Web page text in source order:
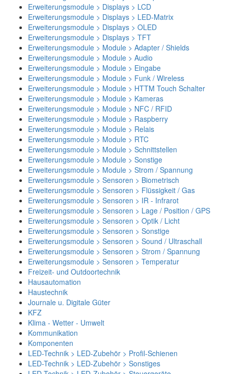
Erweiterungsmodule > Displays > LCD
Erweiterungsmodule > Displays > LED-Matrix
Erweiterungsmodule > Displays > OLED
Erweiterungsmodule > Displays > TFT
Erweiterungsmodule > Module > Adapter / Shields
Erweiterungsmodule > Module > Audio
Erweiterungsmodule > Module > Eingabe
Erweiterungsmodule > Module > Funk / Wireless
Erweiterungsmodule > Module > HTTM Touch Schalter
Erweiterungsmodule > Module > Kameras
Erweiterungsmodule > Module > NFC / RFID
Erweiterungsmodule > Module > Raspberry
Erweiterungsmodule > Module > Relais
Erweiterungsmodule > Module > RTC
Erweiterungsmodule > Module > Schnittstellen
Erweiterungsmodule > Module > Sonstige
Erweiterungsmodule > Module > Strom / Spannung
Erweiterungsmodule > Sensoren > Biometrisch
Erweiterungsmodule > Sensoren > Flüssigkeit / Gas
Erweiterungsmodule > Sensoren > IR - Infrarot
Erweiterungsmodule > Sensoren > Lage / Position / GPS
Erweiterungsmodule > Sensoren > Optik / Licht
Erweiterungsmodule > Sensoren > Sonstige
Erweiterungsmodule > Sensoren > Sound / Ultraschall
Erweiterungsmodule > Sensoren > Strom / Spannung
Erweiterungsmodule > Sensoren > Temperatur
Freizeit- und Outdoortechnik
Hausautomation
Haustechnik
Journale u. Digitale Güter
KFZ
Klima - Wetter - Umwelt
Kommunikation
Komponenten
LED-Technik > LED-Zubehör > Profil-Schienen
LED-Technik > LED-Zubehör > Sonstiges